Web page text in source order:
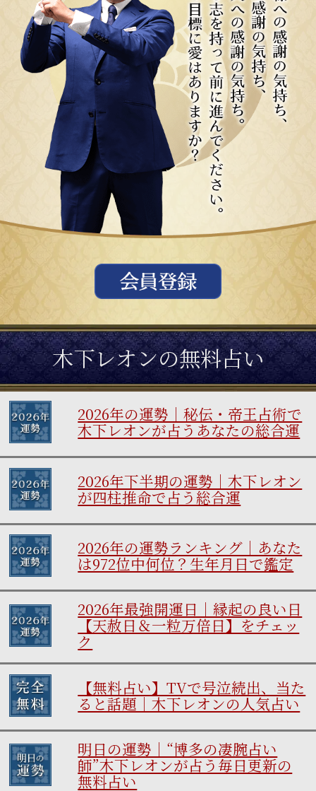
木下レオンの無料占い
2026年の運勢｜秘伝・帝王占術で
木下レオンが占うあなたの総合運
2026年下半期の運勢｜木下レオン
が四柱推命で占う総合運
2026年の運勢ランキング｜あなた
は972位中何位？生年月日で鑑定
2026年最強開運日｜縁起の良い日
【天赦日＆一粒万倍日】をチェッ
ク
【無料占い】TVで号泣続出、当た
ると話題｜木下レオンの人気占い
明日の運勢｜“博多の凄腕占い
師”木下レオンが占う毎日更新の
無料占い